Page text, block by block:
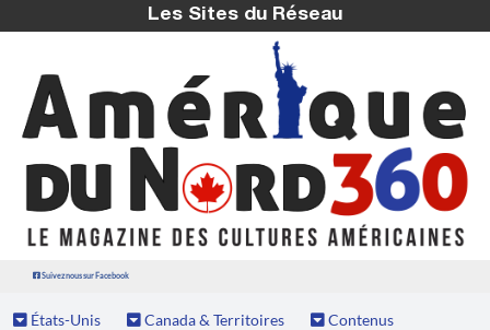
Les Sites du Réseau
Suivez nous sur Facebook
États-Unis Canada & Territoires Contenus